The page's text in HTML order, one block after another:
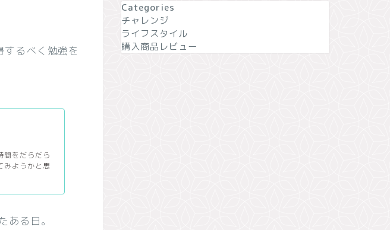
るべく勉強を
間をだらだら
みようかと思
る日。
Categories
チャレンジ
ライフスタイル
購入商品レビュー